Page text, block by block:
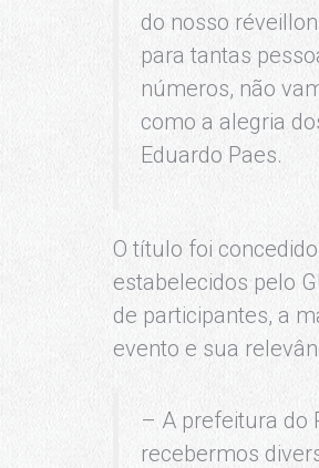
do nosso
para tantas
números, não
como a alegria
Eduardo Paes.
O título foi
estabelecidos pelo
de participantes, a
evento e sua
– A prefeitura do
recebermos